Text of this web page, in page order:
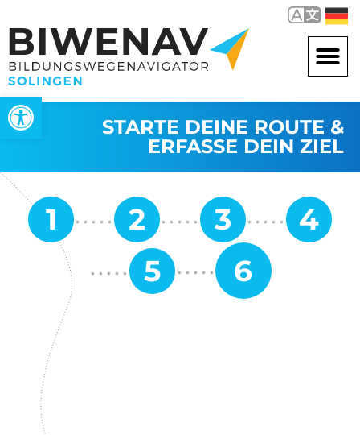
Werkzeugleiste öffnen
STARTE DEINE ROUTE &
ERFASSE DEIN ZIEL